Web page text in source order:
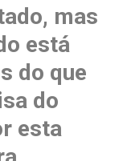
mas
está
do que
do
esta